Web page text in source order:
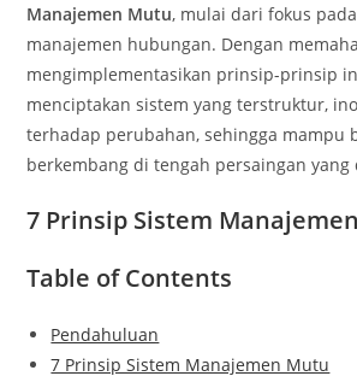
Manajemen Mutu, mulai dari fokus
manajemen hubungan. Dengan
mengimplementasikan prinsip-prinsip
menciptakan sistem yang terstruktur,
terhadap perubahan, sehingga mampu
berkembang di tengah persaingan yang
7 Prinsip Sistem
Table of Contents
Pendahuluan
7 Prinsip Sistem Manajemen Mutu